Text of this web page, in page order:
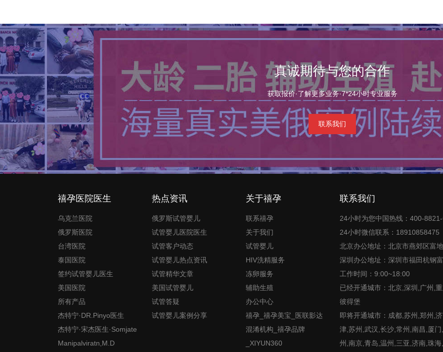
真诚期待与您的合作
获取报价·了解更多业务·7*24小时专业服务
联系我们
禧孕医院医生
乌克兰医院
俄罗斯医院
台湾医院
泰国医院
签约试管婴儿医生
美国医院
所有产品
杰特宁·DR.Pinyo医生
杰特宁·宋杰医生·Somjate
Manipalviratn,M.D
热点资讯
俄罗斯试管婴儿
试管婴儿医院医生
试管客户动态
试管婴儿热点资讯
试管精华文章
美国试管婴儿
试管答疑
试管婴儿案例分享
关于禧孕
联系禧孕
关于我们
试管婴儿
HIV洗精服务
冻卵服务
辅助生殖
办公中心
禧孕_禧孕美宝_医联影达
混淆机构_禧孕品牌
_XIYUN360
联系我们
24小时为您中国热线：400-
24小时微信联系：18910858475
北京办公地址：北京市燕郊区富
深圳办公地址：深圳市福田杭钢
工作时间：9:00~18:00
已经开通城市：北京,深圳,广州,
彼得堡
即将开通城市：成都,苏州,郑州,
津,苏州,武汉,长沙,常州,南昌,厦
州,南京,青岛,温州,三亚,济南,珠